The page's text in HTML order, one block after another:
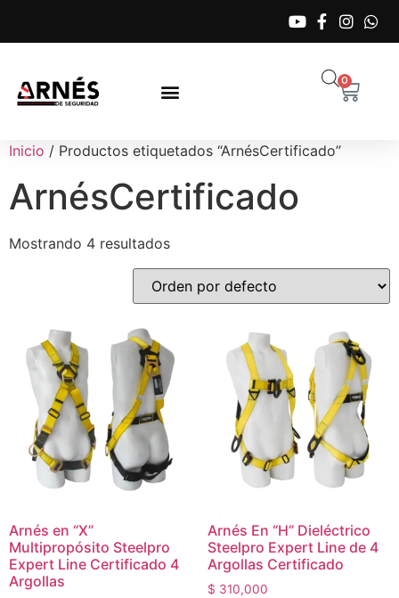
0
Inicio / Productos etiquetados “ArnésCertificado”
ArnésCertificado
Mostrando 4 resultados
Arnés en “X”
Multipropósito Steelpro
Expert Line Certificado 4
Argollas
Arnés En “H” Dieléctrico
Steelpro Expert Line de 4
Argollas Certificado
$ 310,000